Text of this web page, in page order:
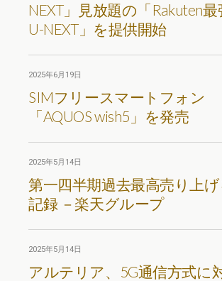
NEXT」見放題の「Rakuten最
U-NEXT」を提供開始
2025年6月19日
SIMフリースマートフォン
「AQUOS wish5」を発売
2025年5月14日
第一四半期過去最高売り上げ
記録 －楽天グループ
2025年5月14日
アルテリア、5G通信方式に